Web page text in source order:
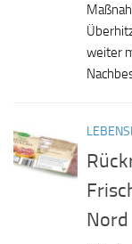
weiter
Nord